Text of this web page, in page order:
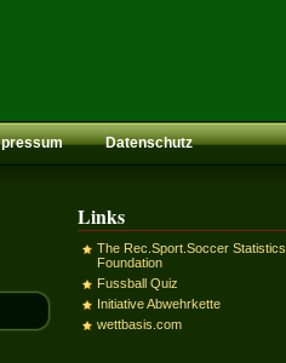
Datenschutz
Links
The Rec.Sport.Soccer Statistics
Foundation
Fussball Quiz
Initiative Abwehrkette
wettbasis.com